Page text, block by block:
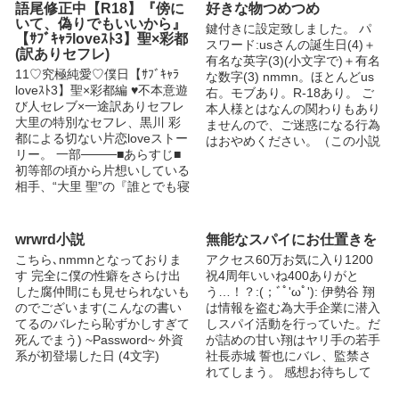
トや漫画いただいてます 本当にありがとうございます ご覧くだ
されば幸いです 【―秘密―】 りょう様がコラボしてくださいまし
た！ 上記タイトルから作品へjump可能 349頁が該当部分です、ぜ
ひに ▼お正月編 feat.『―秘密―』りょう様 著 お返しで、りょう
様の作品とコラボさせていただきました ▼Twitter
@mKdotManiac
日常つぶやきが主ですが、ごく稀に創作も流してます 示談だっ
たり示談じゃなかったりしますが 《thanks》 累計アクセス270万↑
お気に入り2800↑&イイネ4600↑ ランキング9位 (2016.10.30) いつも
本当にありがとうございます ※誤字脱字などはご報告ください ※タ
グ編集ありがとうございます！ うれしいです！ special thanks/ y-
yDF, cannibaSan, A-chol, H.Tamaki, Ryo, Kipple
語尾修正中【R18】『傍に
いて、偽りでもいいから』
【ｻﾌﾞｷｬﾗloveｽﾄ3】聖×彩都
(訳ありセフレ)
11♡究極純愛♡僕日【ｻﾌﾞｷｬﾗ
loveｽﾄ3】聖×彩都編 ♥️不本意遊
び人セレブ×一途訳ありセフレ
大里の特別なセフレ、黒川 彩
都による切ない片恋loveストー
リー。 一部────■あらすじ■
初等部の頃から片想いしている
相手、“大里 聖”の『誰とでも寝
から彼に好きな人がいることを
知っていた。彼がその相手から
振られ自暴自棄になったと勘違
いした彩都は聖に自分の想いを
告白したが、あっけなく玉砕。
諦め切れなかった彩都は『セフ
レでもいいから』とすがりつ
く。彩都の一途さに自分を重ね
てしまった聖は渋々OK。 聖が
好きな物つめつめ
鍵付きに設定致しました。 パ
スワード:usさんの誕生日(4)＋
有名な英字(3)(小文字で)＋有名
な数字(3) nmmn。ほとんどus
右。モブあり。R-18あり。 ご
本人様とはなんの関わりもあり
ませんので、ご迷惑になる行為
はおやめください。（この小説
まする。） Twitterやってるの
でよかったら繋がりません
か…… (もし、繋がっていただ
ける方などいましたら鍵アカで
お願いしたいです……。)
@ninitani_otaku
wrwrd小説
こちら､nmmnとなっておりま
す 完全に僕の性癖をさらけ出
した腐仲間にも見せられないも
のでございます(こんなの書い
てるのバレたら恥ずかしすぎて
死んでまう) ~Password~ 外資
系が初登場した日 (4文字)
無能なスパイにお仕置きを
アクセス60万お気に入り1200
祝4周年いいね400ありがと
う…！？:(；ﾞﾟ'ωﾟ'): 伊勢谷 翔
は情報を盗む為大手企業に潜入
しスパイ活動を行っていた。だ
が詰めの甘い翔はヤリ手の若手
社長赤城 誓也にバレ、監禁さ
れてしまう。 感想お待ちして